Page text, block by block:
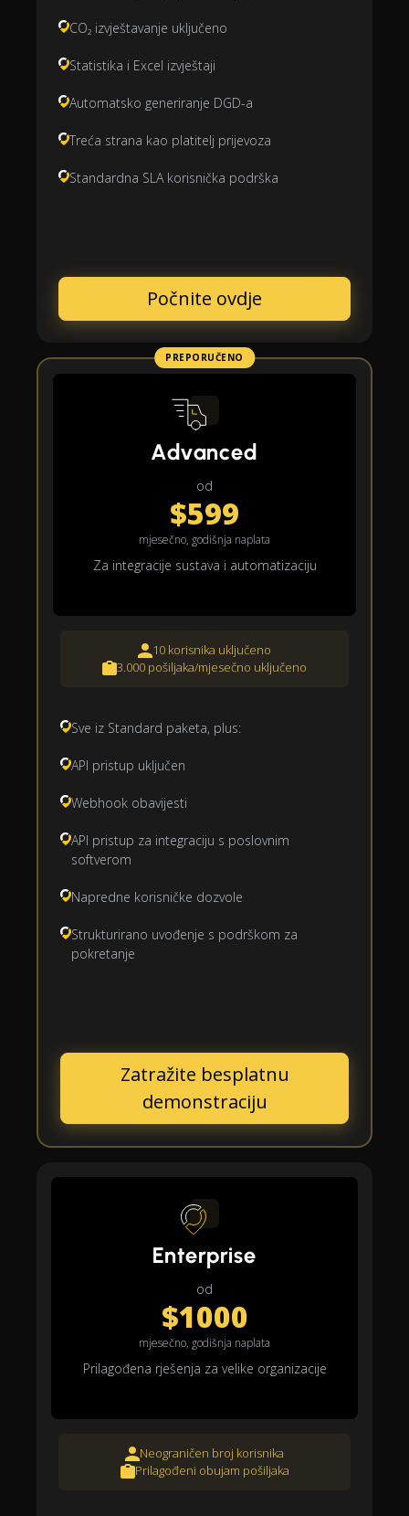
CO₂ izvještavanje uključeno
Statistika i Excel izvještaji
Automatsko generiranje DGD-a
Treća strana kao platitelj prijevoza
Standardna SLA korisnička podrška
Počnite ovdje
PREPORUČENO
Advanced
od
$599
mjesečno, godišnja naplata
Za integracije sustava i automatizaciju
10 korisnika uključeno
3.000 pošiljaka/mjesečno uključeno
Sve iz Standard paketa, plus:
API pristup uključen
Webhook obavijesti
API pristup za integraciju s poslovnim
softverom
Napredne korisničke dozvole
Strukturirano uvođenje s podrškom za
pokretanje
Zatražite besplatnu
demonstraciju
Enterprise
od
$1000
mjesečno, godišnja naplata
Prilagođena rješenja za velike organizacije
Neograničen broj korisnika
Prilagođeni obujam pošiljaka